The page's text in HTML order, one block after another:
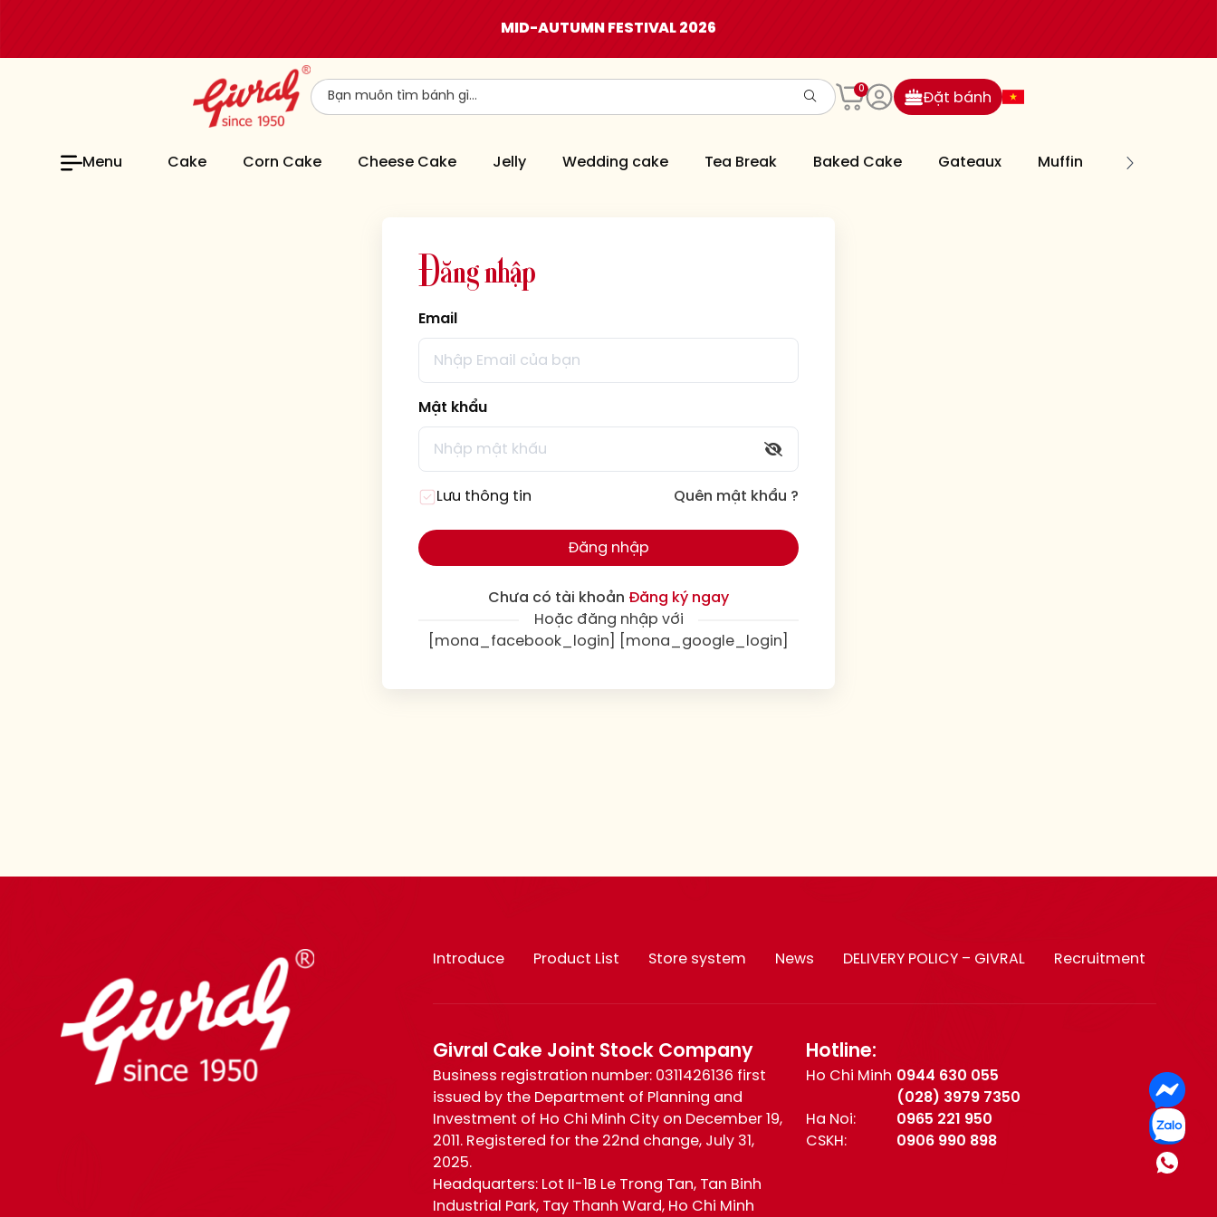
MID-AUTUMN FESTIVAL 2026
0
Đặt bánh
Menu Cake Corn Cake Cheese Cake Jelly Wedding cake Tea Break Baked Cake Gateaux Muffin Cookies
Đăngnhập
Email
Mật khẩu
Lưu thông tin Quên mật khẩu ?
Đăng nhập
Chưa có tài khoản Đăng ký ngay
Hoặc đăng nhập với
[mona_facebook_login] [mona_google_login]
Introduce Product List Store system News DELIVERY POLICY – GIVRAL Recruitment
Givral Cake Joint Stock Company
Business registration number: 0311426136 first
issued by the Department of Planning and
Investment of Ho Chi Minh City on December 19,
2011. Registered for the 22nd change, July 31,
2025.
Headquarters: Lot II-1B Le Trong Tan, Tan Binh
Industrial Park, Tay Thanh Ward, Ho Chi Minh
Hotline:
Ho Chi Minh 0944 630 055
(028) 3979 7350
Ha Noi:
0965 221 950
CSKH:
0906 990 898